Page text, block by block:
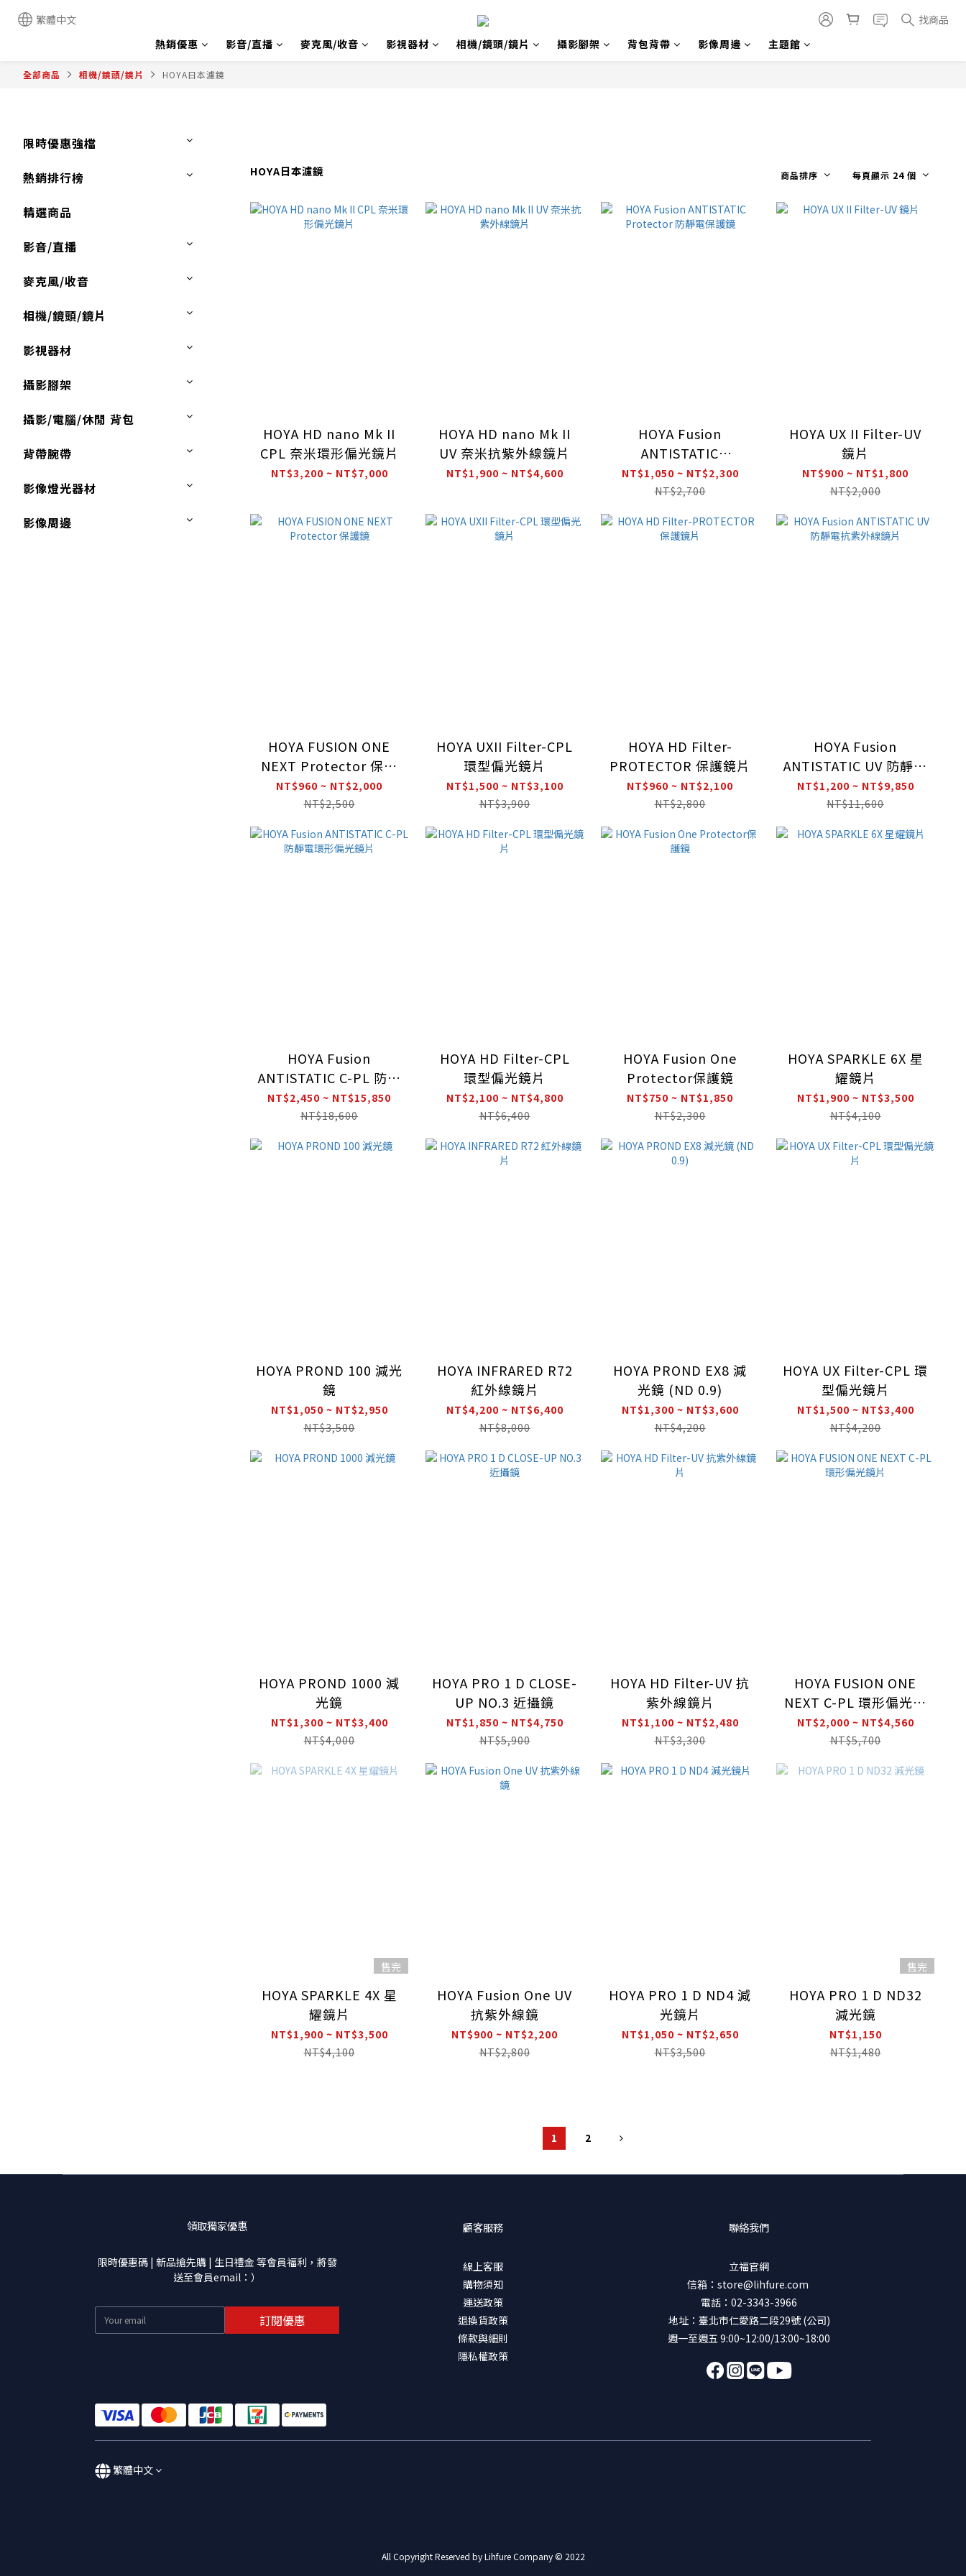
繁體中文
找商品
熱銷優惠
影音/直播 麥克風/收音 影視器材 相機/鏡頭/鏡片 攝影腳架 背包背帶 影像周邊 主題館
全部商品 相機/鏡頭/鏡片 HOYA日本濾鏡
限時優惠強檔
熱銷排行榜
精選商品
影音/直播
麥克風/收音
相機/鏡頭/鏡片
影視器材
攝影腳架
攝影/電腦/休閒 背包
背帶腕帶
影像燈光器材
影像周邊
HOYA日本濾鏡 商品排序 每頁顯示 24 個
HOYA HD nano Mk II
CPL 奈米環形偏光鏡片
NT$3,200 ~ NT$7,000
HOYA HD nano Mk II
UV 奈米抗紫外線鏡片
NT$1,900 ~ NT$4,600
HOYA Fusion
ANTISTATIC
Protector 防靜電保護
鏡
NT$1,050 ~ NT$2,300
NT$2,700
HOYA UX II Filter-UV
鏡片
NT$900 ~ NT$1,800
NT$2,000
HOYA FUSION ONE
NEXT Protector 保護
鏡
NT$960 ~ NT$2,000
NT$2,500
HOYA UXII Filter-CPL
環型偏光鏡片
NT$1,500 ~ NT$3,100
NT$3,900
HOYA HD Filter-
PROTECTOR 保護鏡片
NT$960 ~ NT$2,100
NT$2,800
HOYA Fusion
ANTISTATIC UV 防靜電
抗紫外線鏡片
NT$1,200 ~ NT$9,850
NT$11,600
HOYA Fusion
ANTISTATIC C-PL 防靜
電環形偏光鏡片
NT$2,450 ~ NT$15,850
NT$18,600
HOYA HD Filter-CPL
環型偏光鏡片
NT$2,100 ~ NT$4,800
NT$6,400
HOYA Fusion One
Protector保護鏡
NT$750 ~ NT$1,850
NT$2,300
HOYA SPARKLE 6X 星
耀鏡片
NT$1,900 ~ NT$3,500
NT$4,100
HOYA PROND 100 減光
鏡
NT$1,050 ~ NT$2,950
NT$3,500
HOYA INFRARED R72
紅外線鏡片
NT$4,200 ~ NT$6,400
NT$8,000
HOYA PROND EX8 減
光鏡 (ND 0.9)
NT$1,300 ~ NT$3,600
NT$4,200
HOYA UX Filter-CPL 環
型偏光鏡片
NT$1,500 ~ NT$3,400
NT$4,200
HOYA PROND 1000 減
光鏡
NT$1,300 ~ NT$3,400
NT$4,000
HOYA PRO 1 D CLOSE-
UP NO.3 近攝鏡
NT$1,850 ~ NT$4,750
NT$5,900
HOYA HD Filter-UV 抗
紫外線鏡片
NT$1,100 ~ NT$2,480
NT$3,300
HOYA FUSION ONE
NEXT C-PL 環形偏光鏡
片
NT$2,000 ~ NT$4,560
NT$5,700
售完
HOYA SPARKLE 4X 星
耀鏡片
NT$1,900 ~ NT$3,500
NT$4,100
HOYA Fusion One UV
抗紫外線鏡
NT$900 ~ NT$2,200
NT$2,800
HOYA PRO 1 D ND4 減
光鏡片
NT$1,050 ~ NT$2,650
NT$3,500
售完
HOYA PRO 1 D ND32
減光鏡
NT$1,150
NT$1,480
1 2
領取獨家優惠
限時優惠碼 | 新品搶先購 | 生日禮金 等會員福利，將發
送至會員email：）
訂閱優惠
顧客服務
線上客服
購物須知
運送政策
退換貨政策
條款與細則
隱私權政策
聯絡我們
立福官網
信箱：store@lihfure.com
電話：02-3343-3966
地址：臺北市仁愛路二段29號 (公司)
週一至週五 9:00~12:00/13:00~18:00
繁體中文
All Copyright Reserved by Lihfure Company © 2022